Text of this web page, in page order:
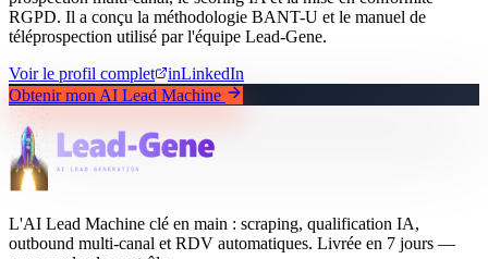
RGPD. Il a conçu la méthodologie BANT-U et le manuel de
téléprospection utilisé par l'équipe Lead-Gene.
Voir le profil complet
inLinkedIn
Obtenir mon AI Lead Machine
L'AI Lead Machine clé en main : scraping, qualification IA,
outbound multi-canal et RDV automatiques. Livrée en 7 jours —